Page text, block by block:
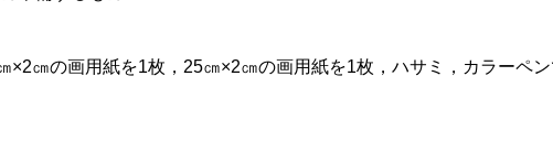
×2㎝の画用紙を1枚，25㎝×2㎝の画用紙を1枚，ハサミ，カラーペン